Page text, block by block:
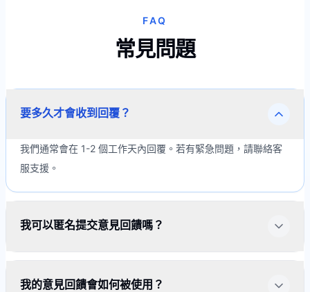
FAQ
常見問題
要多久才會收到回覆？
我們通常會在 1-2 個工作天內回覆。若有緊急問題，請聯絡客
服支援。
我可以匿名提交意見回饋嗎？
我的意見回饋會如何被使用？